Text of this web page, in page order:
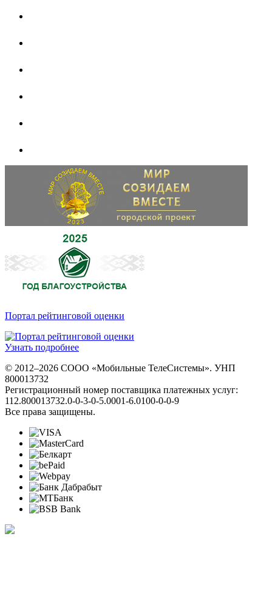
Портал рейтинговой оценки
Узнать подробнее
© 2012–2026 СООО «Мобильные ТелеСистемы». УНП
800013732
Регистрационный номер поставщика платежных услуг:
112.800013732.0-0-3-0-5.0001-6.0100-0-0-9
Все права защищены.